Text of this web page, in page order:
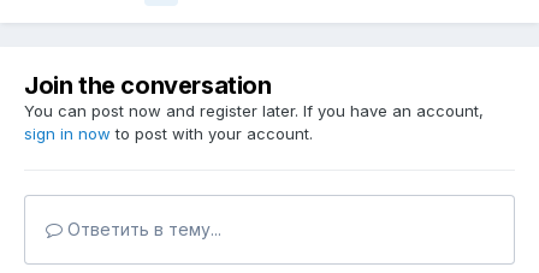
Join the conversation
You can post now and register later. If you have an account,
sign in now to post with your account.
Ответить в тему...